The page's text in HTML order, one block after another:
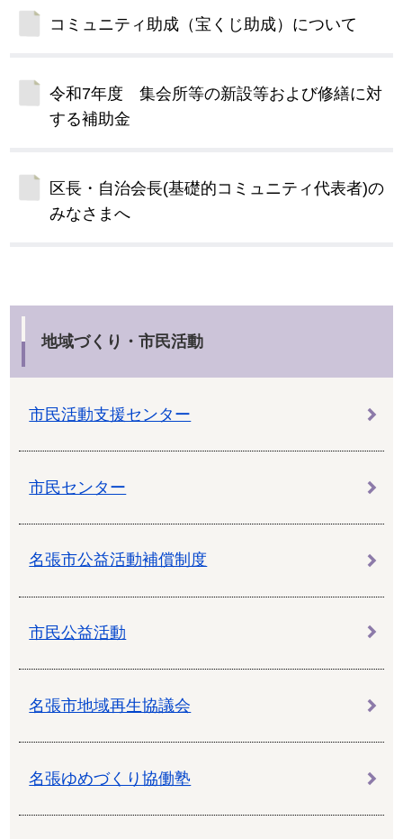
コミュニティ助成（宝くじ助成）について
令和7年度 集会所等の新設等および修繕に対
する補助金
区長・自治会長(基礎的コミュニティ代表者)の
みなさまへ
地域づくり・市民活動
市民活動支援センター
市民センター
名張市公益活動補償制度
市民公益活動
名張市地域再生協議会
名張ゆめづくり協働塾